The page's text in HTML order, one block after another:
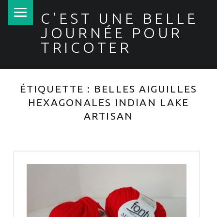
C'EST UNE BELLE
JOURNÉE POUR
TRICOTER
ÉTIQUETTE : BELLES AIGUILLES
HEXAGONALES INDIAN LAKE
ARTISAN